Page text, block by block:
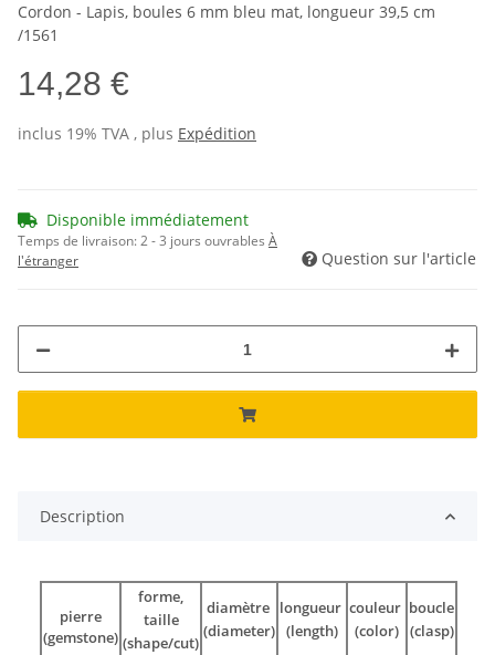
Cordon - Lapis, boules 6 mm bleu mat, longueur 39,5 cm
/1561
14,28 €
inclus 19% TVA , plus Expédition
Disponible immédiatement
Temps de livraison:2 - 3 jours ouvrables À
l'étranger
Question sur l'article
Description
pierre
(gemstone)
forme,
taille
(shape/cut)
diamètre
(diameter)
longueur
(length)
couleur
(color)
boucle
(clasp)